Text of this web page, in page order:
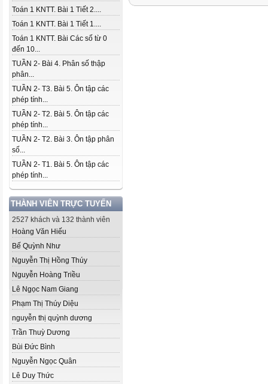
Toán 1 KNTT. Bài 1 Tiết 2....
Toán 1 KNTT. Bài 1 Tiết 1....
Toán 1 KNTT. Bài Các số từ 0
đến 10...
TUẦN 2- Bài 4. Phân số thập
phân...
TUẦN 2- T3. Bài 5. Ôn tập các
phép tính...
TUẦN 2- T2. Bài 5. Ôn tập các
phép tính...
TUẦN 2- T2. Bài 3. Ôn tập phân
số...
TUẦN 2- T1. Bài 5. Ôn tập các
phép tính...
THÀNH VIÊN TRỰC TUYẾN
2527 khách và 132 thành viên
Hoàng Văn Hiếu
Bế Quỳnh Như
Nguyễn Thị Hồng Thúy
Nguyễn Hoàng Triều
Lê Ngọc Nam Giang
Phạm Thị Thúy Diệu
nguyễn thị quỳnh dương
Trần Thuỳ Dương
Bùi Đức Bình
Nguyễn Ngọc Quân
Lê Duy Thức